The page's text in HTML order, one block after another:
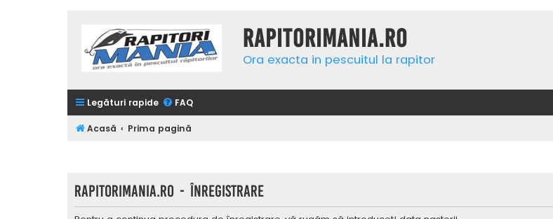
Rapitorimania.ro
Ora exacta in pescuitul la rapitor
Legături rapide FAQ
Acasă Prima pagină
Rapitorimania.ro - Înregistrare